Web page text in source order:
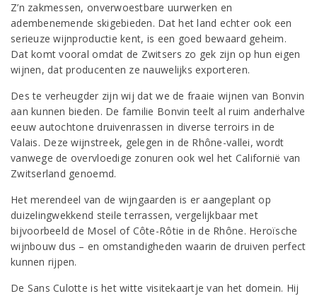
Z’n zakmessen, onverwoestbare uurwerken en
adembenemende skigebieden. Dat het land echter ook een
serieuze wijnproductie kent, is een goed bewaard geheim.
Dat komt vooral omdat de Zwitsers zo gek zijn op hun eigen
wijnen, dat producenten ze nauwelijks exporteren.
Des te verheugder zijn wij dat we de fraaie wijnen van Bonvin
aan kunnen bieden. De familie Bonvin teelt al ruim anderhalve
eeuw autochtone druivenrassen in diverse terroirs in de
Valais. Deze wijnstreek, gelegen in de Rhône-vallei, wordt
vanwege de overvloedige zonuren ook wel het Californië van
Zwitserland genoemd.
Het merendeel van de wijngaarden is er aangeplant op
duizelingwekkend steile terrassen, vergelijkbaar met
bijvoorbeeld de Mosel of Côte-Rôtie in de Rhône. Heroïsche
wijnbouw dus – en omstandigheden waarin de druiven perfect
kunnen rijpen.
De Sans Culotte is het witte visitekaartje van het domein. Hij